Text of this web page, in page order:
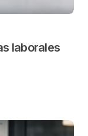
laborales